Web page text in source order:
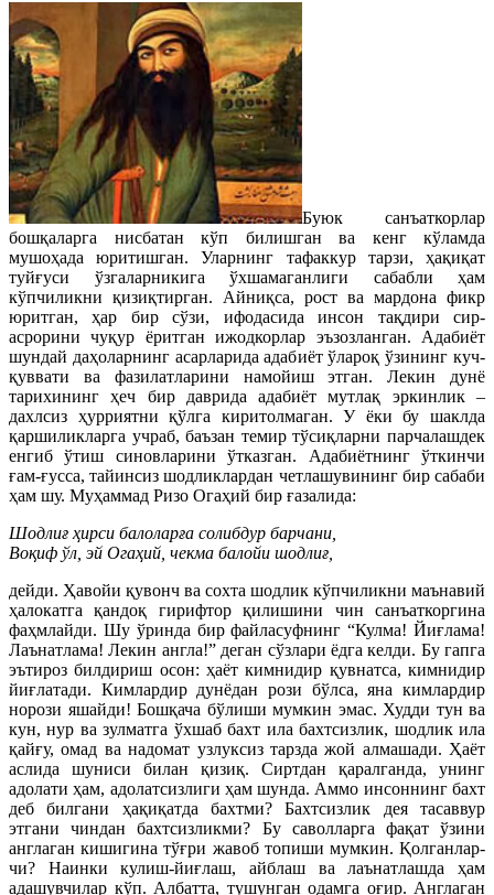
Буюк санъаткорлар
бошқаларга нисбатан кўп билишган ва кенг кўламда
мушоҳада юритишган. Уларнинг тафаккур тарзи, ҳақиқат
туйғуси ўзгаларникига ўхшамаганлиги сабабли ҳам
кўпчиликни қизиқтирган. Айниқса, рост ва мардона фикр
юритган, ҳар бир сўзи, ифодасида инсон тақдири сир-
асрорини чуқур ёритган ижодкорлар эъзозланган. Адабиёт
шундай даҳоларнинг асарларида адабиёт ўлароқ ўзининг куч-
қуввати ва фазилатларини намойиш этган. Лекин дунё
тарихининг ҳеч бир даврида адабиёт мутлақ эркинлик –
дахлсиз ҳурриятни қўлга киритолмаган. У ёки бу шаклда
қаршиликларга учраб, баъзан темир тўсиқларни парчалашдек
енгиб ўтиш синовларини ўтказган. Адабиётнинг ўткинчи
ғам-ғусса, тайинсиз шодликлардан четлашувининг бир сабаби
ҳам шу. Муҳаммад Ризо Огаҳий бир ғазалида:
Шодлиғ ҳирси балоларға солибдур барчани,
Воқиф ўл, эй Огаҳий, чекма балойи шодлиғ,
дейди. Ҳавойи қувонч ва сохта шодлик кўпчиликни маънавий
ҳалокатга қандоқ гирифтор қилишини чин санъаткоргина
фаҳмлайди. Шу ўринда бир файласуфнинг “Кулма! Йиғлама!
Лаънатлама! Лекин англа!” деган сўзлари ёдга келди. Бу гапга
эътироз билдириш осон: ҳаёт кимнидир қувнатса, кимнидир
йиғлатади. Кимлардир дунёдан рози бўлса, яна кимлардир
норози яшайди! Бошқача бўлиши мумкин эмас. Худди тун ва
кун, нур ва зулматга ўхшаб бахт ила бахтсизлик, шодлик ила
қайғу, омад ва надомат узлуксиз тарзда жой алмашади. Ҳаёт
аслида шуниси билан қизиқ. Сиртдан қаралганда, унинг
адолати ҳам, адолатсизлиги ҳам шунда. Аммо инсоннинг бахт
деб билгани ҳақиқатда бахтми? Бахтсизлик дея тасаввур
этгани чиндан бахтсизликми? Бу саволларга фақат ўзини
англаган кишигина тўғри жавоб топиши мумкин. Қолганлар-
чи? Наинки кулиш-йиғлаш, айблаш ва лаънатлашда ҳам
адашувчилар кўп. Албатта, тушунган одамга оғир. Англаган